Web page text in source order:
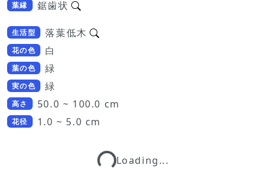
葉縁 鋸歯状
生活型 落葉低木
花の色 白
葉の色 緑
実の色 緑
高さ 50.0 ~ 100.0 cm
花径 1.0 ~ 5.0 cm
Loading...
Loading...